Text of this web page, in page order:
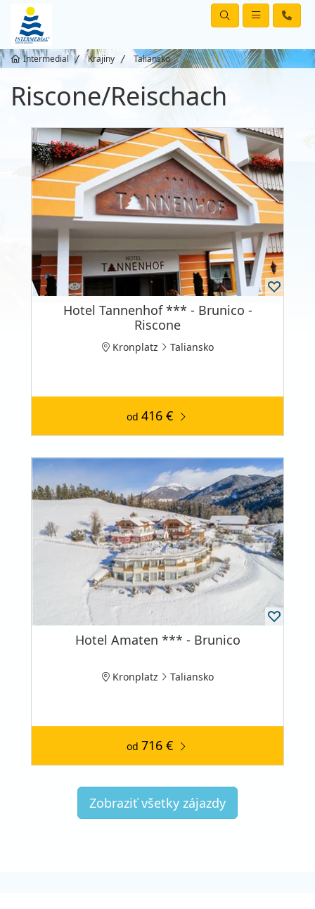
Intermedial Krajiny Taliansko
Riscone/Reischach
Hotel Tannenhof *** - Brunico -
Riscone
Kronplatz Taliansko
od416 €
Hotel Amaten *** - Brunico
Kronplatz Taliansko
od716 €
Zobraziť všetky zájazdy